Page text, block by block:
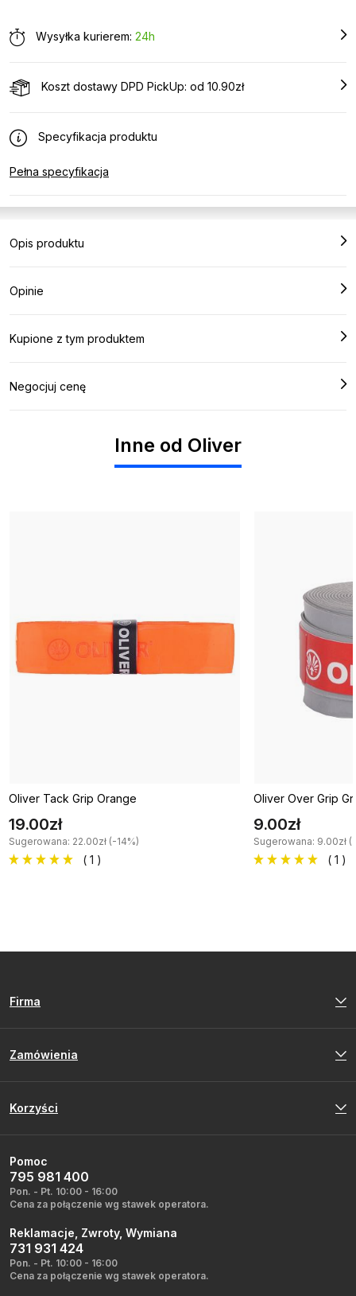
Wysyłka kurierem: 24h
Koszt dostawy DPD PickUp: od 10.90zł
Specyfikacja produktu
Pełna specyfikacja
Opis produktu
Opinie
Kupione z tym produktem
Negocjuj cenę
Inne od Oliver
Oliver Tack Grip Orange
19.00zł
Sugerowana: 22.00zł (-14%)
( 1 )
Oliver Over Grip
9.00zł
Sugerowana: 9.00zł
( 1 )
Firma
Zamówienia
Korzyści
Pomoc
795 981 400
Pon. - Pt. 10:00 - 16:00
Cena za połączenie wg stawek operatora.
Reklamacje, Zwroty, Wymiana
731 931 424
Pon. - Pt. 10:00 - 16:00
Cena za połączenie wg stawek operatora.